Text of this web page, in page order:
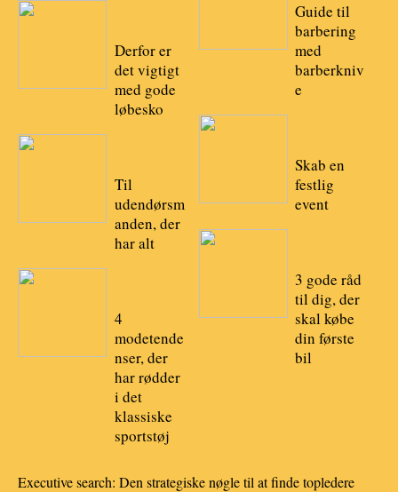
Derfor er
det vigtigt
med gode
løbesko
Til
udendørsm
anden, der
har alt
4
modetende
nser, der
har rødder
i det
klassiske
sportstøj
Guide til
barbering
med
barberkniv
e
Skab en
festlig
event
3 gode råd
til dig, der
skal købe
din første
bil
Executive search: Den strategiske nøgle til at finde topledere